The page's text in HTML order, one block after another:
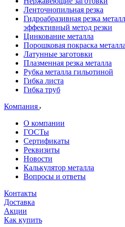
Ленточнопильная резка
Гидроабразивная резка
эффективный метод резки
Цинкование металла
Порошковая покраска металла
Латунные заготовки
Плазменная резка металла
Рубка металла гильотиной
Гибка листа
Гибка труб
Компания
О компании
ГОСТы
Сертификаты
Реквизиты
Новости
Калькулятор металла
Вопросы и ответы
Контакты
Доставка
Акции
Как купить